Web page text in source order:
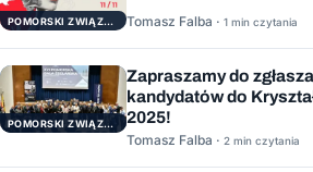
POMORSKI ZWIĄZEK ŻEGLARSKI Tomasz Falba · 1 min czytania
POMORSKI ZWIĄZEK ŻEGLARSKI
Zapraszamy do
kandydatów do
2025!
Tomasz Falba · 2 min czytania